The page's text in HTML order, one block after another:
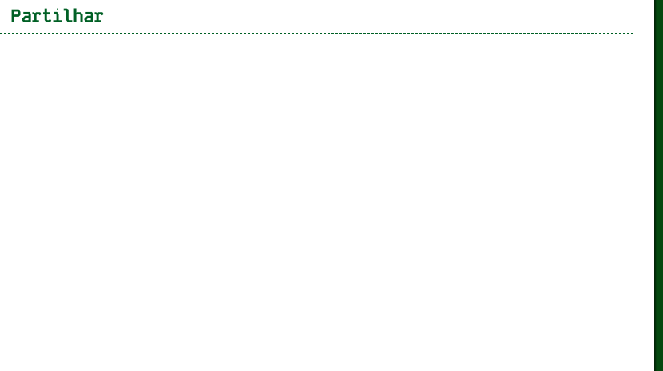
Partilhar